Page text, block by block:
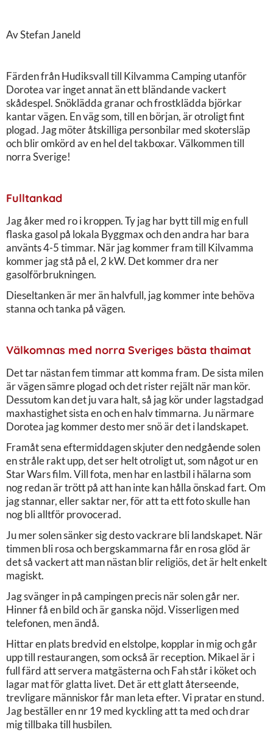
Av Stefan Janeld
Färden från Hudiksvall till Kilvamma Camping utanför
Dorotea var inget annat än ett bländande vackert
skådespel. Snöklädda granar och frostklädda björkar
kantar vägen. En väg som, till en början, är otroligt fint
plogad. Jag möter åtskilliga personbilar med skotersläp
och blir omkörd av en hel del takboxar. Välkommen till
norra Sverige!
Fulltankad
Jag åker med ro i kroppen. Ty jag har bytt till mig en full
flaska gasol på lokala Byggmax och den andra har bara
använts 4-5 timmar. När jag kommer fram till Kilvamma
kommer jag stå på el, 2 kW. Det kommer dra ner
gasolförbrukningen.
Dieseltanken är mer än halvfull, jag kommer inte behöva
stanna och tanka på vägen.
Välkomnas med norra Sveriges bästa thaimat
Det tar nästan fem timmar att komma fram. De sista milen
är vägen sämre plogad och det rister rejält när man kör.
Dessutom kan det ju vara halt, så jag kör under lagstadgad
maxhastighet sista en och en halv timmarna. Ju närmare
Dorotea jag kommer desto mer snö är det i landskapet.
Framåt sena eftermiddagen skjuter den nedgående solen
en stråle rakt upp, det ser helt otroligt ut, som något ur en
Star Wars film. Vill fota, men har en lastbil i hälarna som
nog redan är trött på att han inte kan hålla önskad fart. Om
jag stannar, eller saktar ner, för att ta ett foto skulle han
nog bli alltför provocerad.
Ju mer solen sänker sig desto vackrare bli landskapet. När
timmen bli rosa och bergskammarna får en rosa glöd är
det så vackert att man nästan blir religiös, det är helt enkelt
magiskt.
Jag svänger in på campingen precis när solen går ner.
Hinner få en bild och är ganska nöjd. Visserligen med
telefonen, men ändå.
Hittar en plats bredvid en elstolpe, kopplar in mig och går
upp till restaurangen, som också är reception. Mikael är i
full färd att servera matgästerna och Fah står i köket och
lagar mat för glatta livet. Det är ett glatt återseende,
trevligare människor får man leta efter. Vi pratar en stund.
Jag beställer en nr 19 med kyckling att ta med och drar
mig tillbaka till husbilen.